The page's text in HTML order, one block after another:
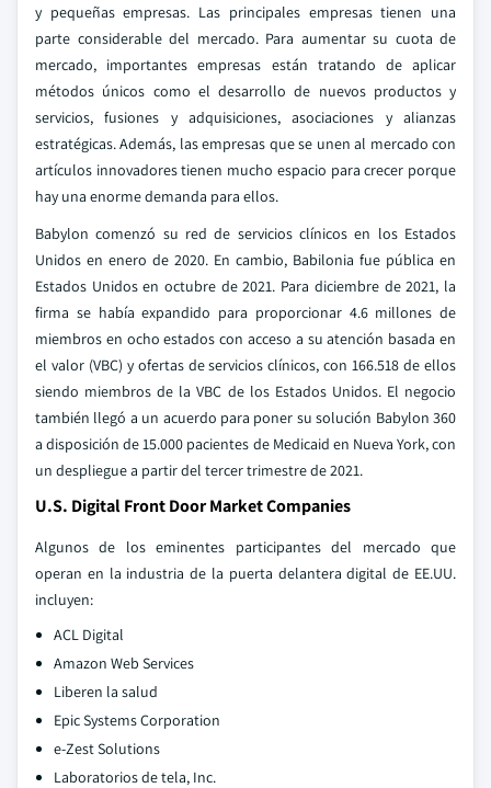
y pequeñas empresas. Las principales empresas tienen una
parte considerable del mercado. Para aumentar su cuota de
mercado, importantes empresas están tratando de aplicar
métodos únicos como el desarrollo de nuevos productos y
servicios, fusiones y adquisiciones, asociaciones y alianzas
estratégicas. Además, las empresas que se unen al mercado con
artículos innovadores tienen mucho espacio para crecer porque
hay una enorme demanda para ellos.
Babylon comenzó su red de servicios clínicos en los Estados
Unidos en enero de 2020. En cambio, Babilonia fue pública en
Estados Unidos en octubre de 2021. Para diciembre de 2021, la
firma se había expandido para proporcionar 4.6 millones de
miembros en ocho estados con acceso a su atención basada en
el valor (VBC) y ofertas de servicios clínicos, con 166.518 de ellos
siendo miembros de la VBC de los Estados Unidos. El negocio
también llegó a un acuerdo para poner su solución Babylon 360
a disposición de 15.000 pacientes de Medicaid en Nueva York, con
un despliegue a partir del tercer trimestre de 2021.
U.S. Digital Front Door Market Companies
Algunos de los eminentes participantes del mercado que
operan en la industria de la puerta delantera digital de EE.UU.
incluyen:
ACL Digital
Amazon Web Services
Liberen la salud
Epic Systems Corporation
e-Zest Solutions
Laboratorios de tela, Inc.